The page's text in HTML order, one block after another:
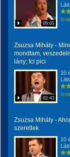
09:05
Zsuzsa Mihály -
mondtam,
lány; Ici pici
02:43
10
Zsuzsa Mihály -
szeretlek
10